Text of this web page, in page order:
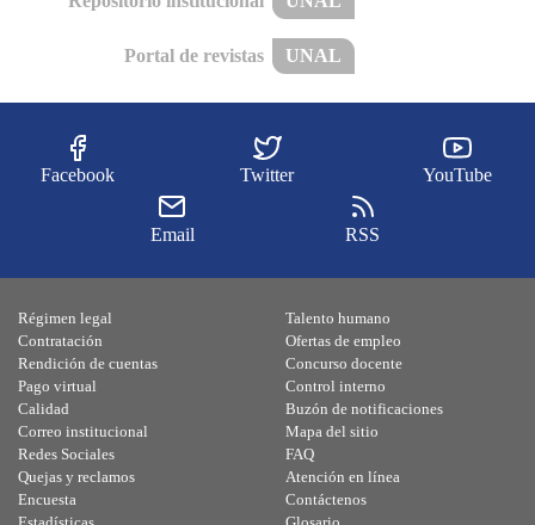
Portal de revistas UNAL
Facebook Twitter YouTube
Email RSS
Régimen legal
Contratación
Rendición de cuentas
Pago virtual
Calidad
Talento humano
Ofertas de empleo
Concurso docente
Control interno
Buzón de notificaciones
Correo institucional
Redes Sociales
Quejas y reclamos
Encuesta
Mapa del sitio
FAQ
Atención en línea
Contáctenos